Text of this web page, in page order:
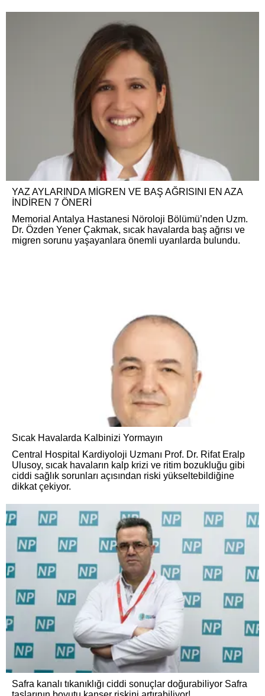
YAZ AYLARINDA MİGREN VE BAŞ AĞRISINI EN AZA
İNDİREN 7 ÖNERİ
Memorial Antalya Hastanesi Nöroloji Bölümü’nden Uzm.
Dr. Özden Yener Çakmak, sıcak havalarda baş ağrısı ve
migren sorunu yaşayanlara önemli uyarılarda bulundu.
Sıcak Havalarda Kalbinizi Yormayın
Central Hospital Kardiyoloji Uzmanı Prof. Dr. Rifat Eralp
Ulusoy, sıcak havaların kalp krizi ve ritim bozukluğu gibi
ciddi sağlık sorunları açısından riski yükseltebildiğine
dikkat çekiyor.
Safra kanalı tıkanıklığı ciddi sonuçlar doğurabiliyor Safra